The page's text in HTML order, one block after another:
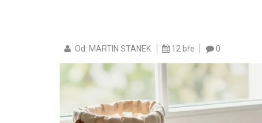
Od: MARTIN STANEK 12 bře 0